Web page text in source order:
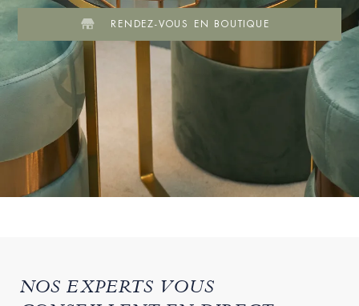
RENDEZ-VOUS EN BOUTIQUE
NOS EXPERTS VOUS